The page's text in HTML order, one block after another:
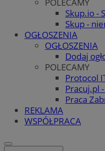
Skup.io -
Skup -
OGŁOSZENIA
OGŁOSZENIA
Dodaj
POLECAMY
Protocol
Pracuj.pl
Praca
REKLAMA
WSPÓŁPRACA